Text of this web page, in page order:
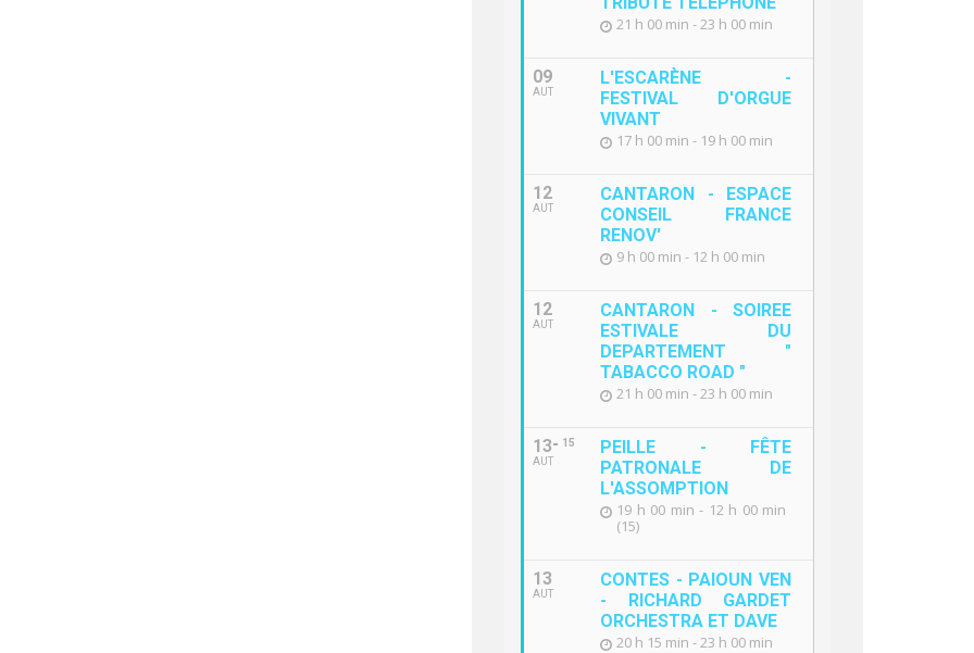
21 h 00 min - 23 h 00 min
09
AUT
L'ESCARÈNE -
FESTIVAL D'ORGUE
VIVANT
17 h 00 min - 19 h 00 min
12
AUT
CANTARON - ESPACE
CONSEIL FRANCE
RENOV'
9 h 00 min - 12 h 00 min
12
AUT
CANTARON - SOIREE
ESTIVALE DU
DEPARTEMENT "
TABACCO ROAD "
21 h 00 min - 23 h 00 min
13
AUT
15
PEILLE - FÊTE
PATRONALE DE
L'ASSOMPTION
19 h 00 min - 12 h 00 min
(15)
13
AUT
CONTES - PAIOUN VEN
- RICHARD GARDET
ORCHESTRA ET DAVE
20 h 15 min - 23 h 00 min